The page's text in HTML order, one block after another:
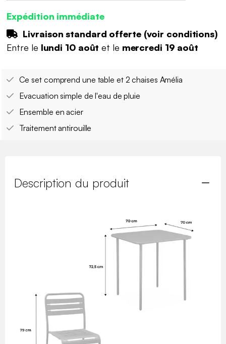
Expédition immédiate
Livraison standard offerte (voir conditions)
Entre le lundi 10 août et le mercredi 19 août
Ce set comprend une table et 2 chaises Amélia
Evacuation simple de l'eau de pluie
Ensemble en acier
Traitement antirouille
Description du produit